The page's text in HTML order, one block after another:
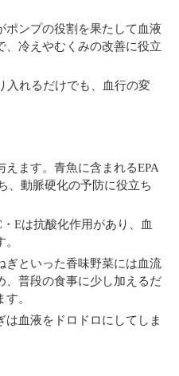
ポンプの役割を果たして血液
、冷えやむくみの改善に役立
入れるだけでも、血行の変
ます。青魚に含まれるEPA
、動脈硬化の予防に役立ち
Eは抗酸化作用があり、血
ぎといった香味野菜には血流
、普段の食事に少し加えるだ
。
は血液をドロドロにしてしま